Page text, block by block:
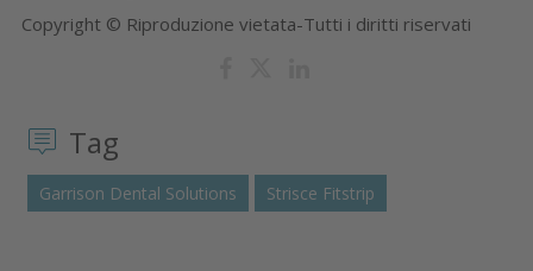
Copyright © Riproduzione vietata-Tutti i diritti riservati
Tag
Garrison Dental Solutions Strisce Fitstrip